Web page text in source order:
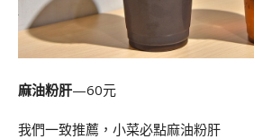
麻油粉肝—60元
我們一致推薦，小菜必點麻油粉肝